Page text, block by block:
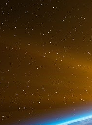
Dans les
génération.Julian
les plus brillants
an avant
philosophie,
bonne tradition
proches. Le
apôtre en 1932.
Fascinés par le